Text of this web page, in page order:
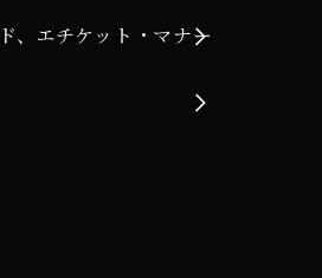
、エチケット・マナー